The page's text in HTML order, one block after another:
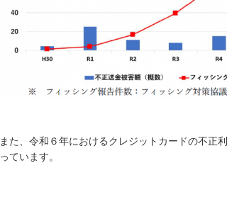
また、令和６年におけるクレジットカードの不正
っています。